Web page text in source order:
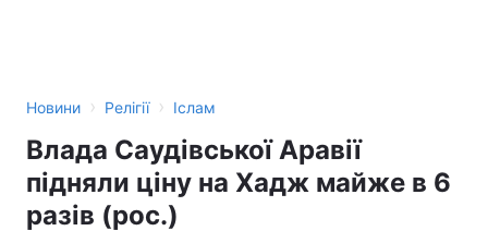
Новини › Релігії › Іслам
Влада Саудівської Аравії
підняли ціну на Хадж майже в 6
разів (рос.)